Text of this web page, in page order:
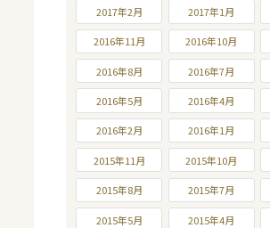
2017年2月 2017年1月
2016年11月 2016年10月
2016年8月 2016年7月
2016年5月 2016年4月
2016年2月 2016年1月
2015年11月 2015年10月
2015年8月 2015年7月
2015年5月 2015年4月